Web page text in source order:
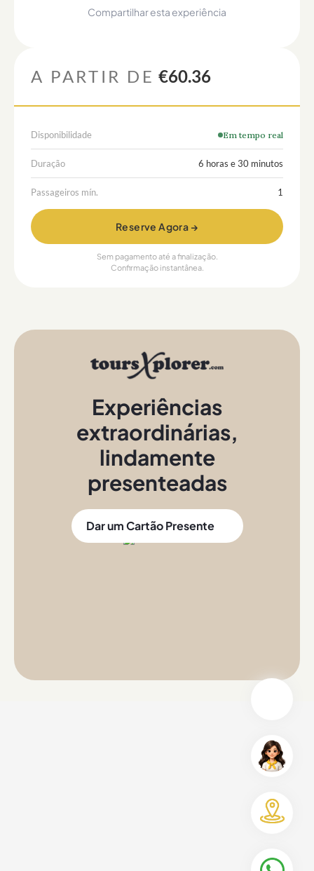
Compartilhar esta experiência
A PARTIR DE €60.36
Disponibilidade Em tempo real
Duração 6 horas e 30 minutos
Passageiros mín. 1
Reserve Agora →
Sem pagamento até a finalização.
Confirmação instantânea.
Experiências
extraordinárias,
lindamente
presenteadas
Dar um Cartão Presente